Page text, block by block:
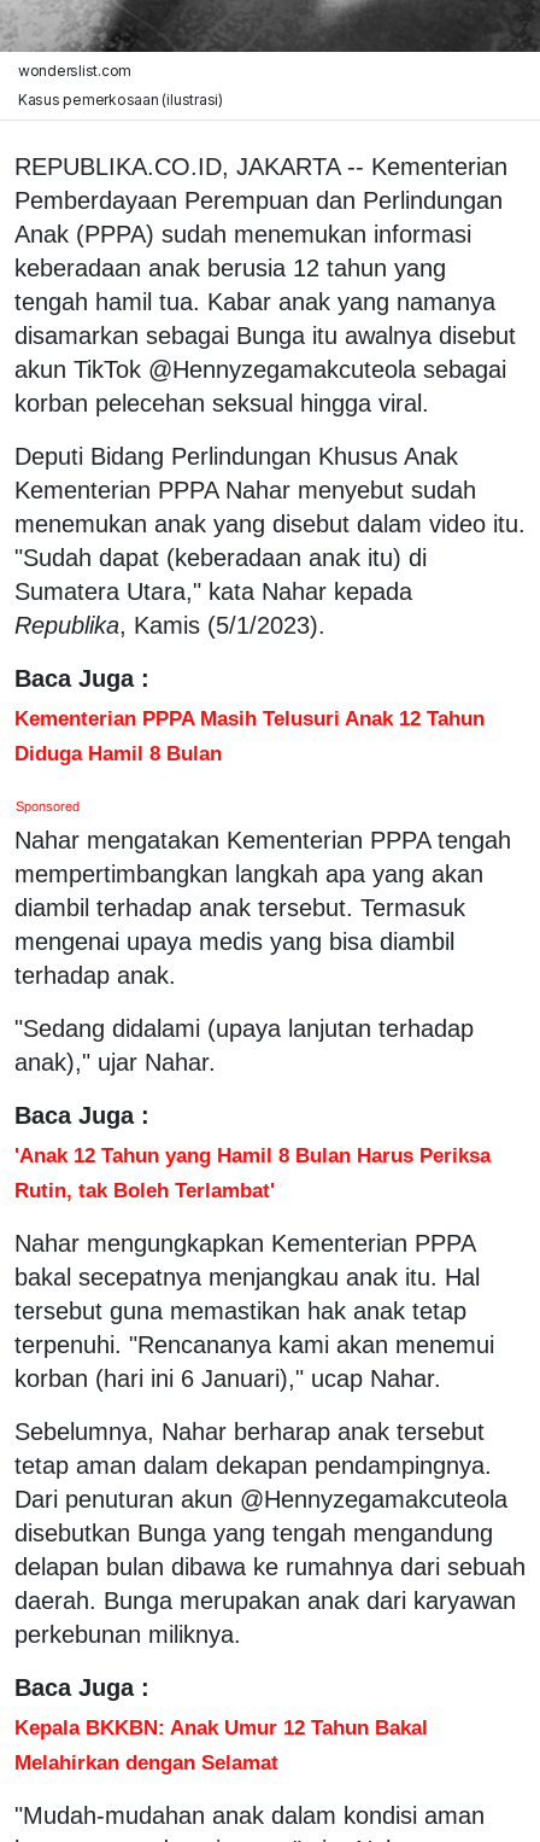
wonderslist.com
Kasus pemerkosaan (ilustrasi)
REPUBLIKA.CO.ID, JAKARTA -- Kementerian
Pemberdayaan Perempuan dan Perlindungan
Anak (PPPA) sudah menemukan informasi
keberadaan anak berusia 12 tahun yang
tengah hamil tua. Kabar anak yang namanya
disamarkan sebagai Bunga itu awalnya disebut
akun TikTok @Hennyzegamakcuteola sebagai
korban pelecehan seksual hingga viral.
Deputi Bidang Perlindungan Khusus Anak
Kementerian PPPA Nahar menyebut sudah
menemukan anak yang disebut dalam video itu.
"Sudah dapat (keberadaan anak itu) di
Sumatera Utara," kata Nahar kepada
Republika, Kamis (5/1/2023).
Baca Juga :
Kementerian PPPA Masih Telusuri Anak 12 Tahun
Diduga Hamil 8 Bulan
Sponsored
Nahar mengatakan Kementerian PPPA tengah
mempertimbangkan langkah apa yang akan
diambil terhadap anak tersebut. Termasuk
mengenai upaya medis yang bisa diambil
terhadap anak.
"Sedang didalami (upaya lanjutan terhadap
anak)," ujar Nahar.
Baca Juga :
'Anak 12 Tahun yang Hamil 8 Bulan Harus Periksa
Rutin, tak Boleh Terlambat'
Nahar mengungkapkan Kementerian PPPA
bakal secepatnya menjangkau anak itu. Hal
tersebut guna memastikan hak anak tetap
terpenuhi. "Rencananya kami akan menemui
korban (hari ini 6 Januari)," ucap Nahar.
Sebelumnya, Nahar berharap anak tersebut
tetap aman dalam dekapan pendampingnya.
Dari penuturan akun @Hennyzegamakcuteola
disebutkan Bunga yang tengah mengandung
delapan bulan dibawa ke rumahnya dari sebuah
daerah. Bunga merupakan anak dari karyawan
perkebunan miliknya.
Baca Juga :
Kepala BKKBN: Anak Umur 12 Tahun Bakal
Melahirkan dengan Selamat
"Mudah-mudahan anak dalam kondisi aman